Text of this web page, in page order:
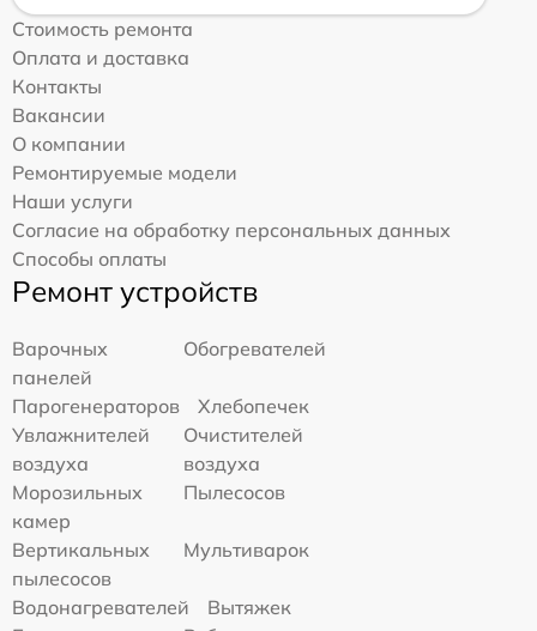
Стоимость ремонта
Оплата и доставка
Контакты
Вакансии
О компании
Ремонтируемые модели
Наши услуги
Согласие на обработку персональных данных
Способы оплаты
Ремонт устройств
Варочных
панелей
Обогревателей
Парогенераторов
Хлебопечек
Увлажнителей
воздуха
Очистителей
воздуха
Морозильных
камер
Пылесосов
Вертикальных
пылесосов
Мультиварок
Водонагревателей
Вытяжек